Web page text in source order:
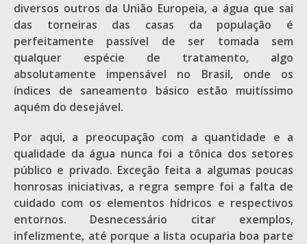
diversos outros da União Europeia, a água que sai
das torneiras das casas da população é
perfeitamente passível de ser tomada sem
qualquer espécie de tratamento, algo
absolutamente impensável no Brasil, onde os
índices de saneamento básico estão muitíssimo
aquém do desejável.
Por aqui, a preocupação com a quantidade e a
qualidade da água nunca foi a tônica dos setores
público e privado. Exceção feita a algumas poucas
honrosas iniciativas, a regra sempre foi a falta de
cuidado com os elementos hídricos e respectivos
entornos. Desnecessário citar exemplos,
infelizmente, até porque a lista ocuparia boa parte